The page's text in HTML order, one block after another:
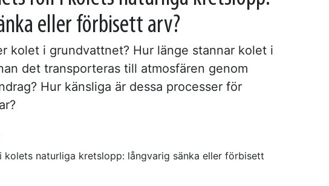
eller förbisett arv?
kolet i grundvattnet? Hur länge stannar kolet i
det transporteras till atmosfären genom
Hur känsliga är dessa processer för
kolets naturliga kretslopp: långvarig sänka eller förbisett